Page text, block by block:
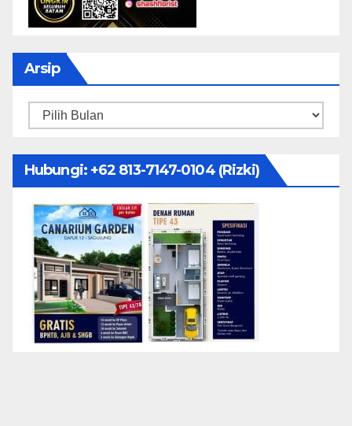
Arsip
Arsip
Hubungi: ‪+62 813-7147-0104‬ (Rizki)